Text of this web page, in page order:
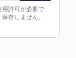
許可が必要で
存しません。